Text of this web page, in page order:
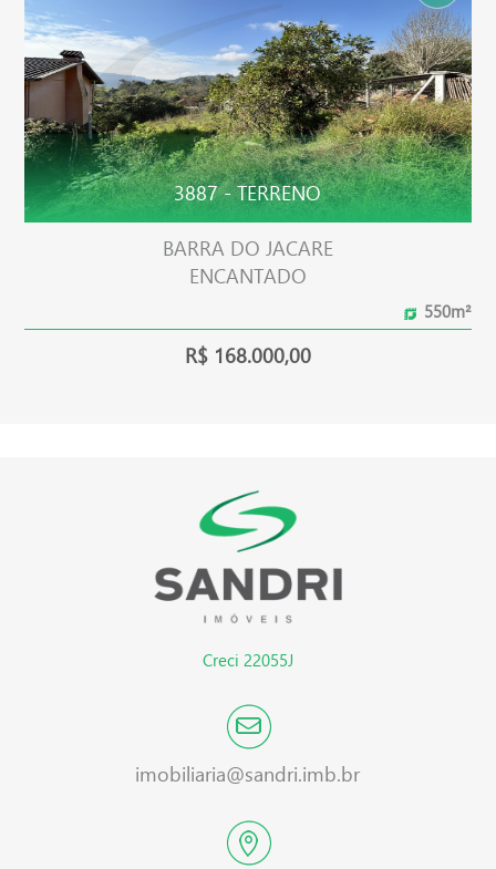
3887 - TERRENO
BARRA DO JACARE
ENCANTADO
550m²
R$ 168.000,00
Creci 22055J
imobiliaria@sandri.imb.br